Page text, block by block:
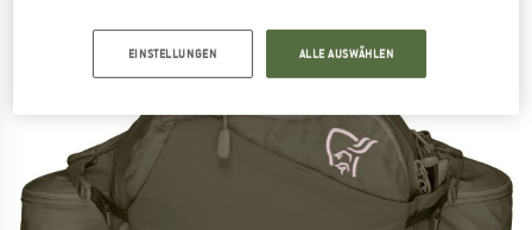
EINSTELLUNGEN ALLE AUSWÄHLEN